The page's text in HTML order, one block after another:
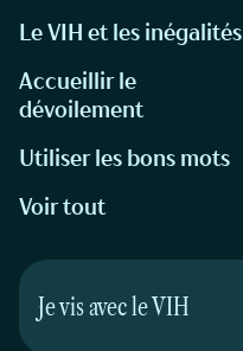
Le VIH et les inégalités
Accueillir le
dévoilement
Utiliser les bons mots
Voir tout
Je vis avec le VIH